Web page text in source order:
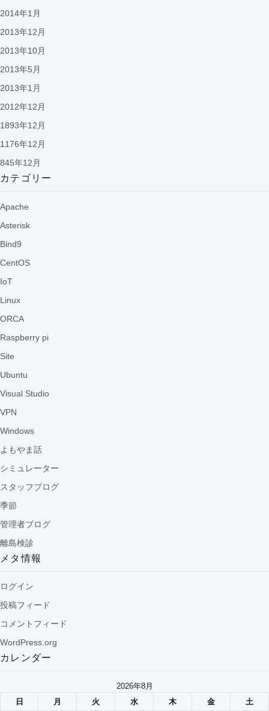
2014年1月
2013年12月
2013年10月
2013年5月
2013年1月
2012年12月
1893年12月
1176年12月
845年12月
カテゴリー
Apache
Asterisk
Bind9
CentOS
IoT
Linux
ORCA
Raspberry pi
Site
Ubuntu
Visual Studio
VPN
Windows
よもやま話
シミュレーター
スタッフブログ
季節
管理者ブログ
離島検診
メタ情報
ログイン
投稿フィード
コメントフィード
WordPress.org
カレンダー
2026年8月
日
月 火 水 木 金 土